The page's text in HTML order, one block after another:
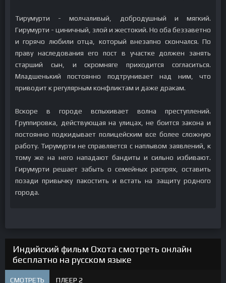
Тирумурти - молчаливый, добродушный и мягкий.
Гирумурти - циничный, злой и жестокий. Но оба беззаветно
и горячо любили отца, который внезапно скончался. По
праву наследования его пост в участке должен занять
старший сын, и скромняге приходится согласиться.
Младшенький постоянно подтрунивает над ним, что
приводит к регулярным конфликтам и даже дракам.
Вскоре в городе вспыхивает волна преступлений.
Группировка, действующая на улицах, не боится закона и
постоянно подкидывает полицейским все более сложную
работу. Тирумурти не справляется с наплывом заявлений, к
тому же на него нападают бандиты и сильно избивают.
Гирумурти решает забыть о семейных распрях, оставить
позади привычку пакостить и встать на защиту родного
города.
Индийский фильм Охота смотреть онлайн
бесплатно на русском языке
СМОТРЕТЬ ПЛЕЕР 2